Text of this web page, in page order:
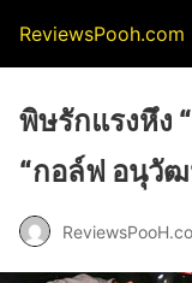
ReviewsPooh.com
พิษรักแรงหึง
“กอล์ฟ อนุวัฒ